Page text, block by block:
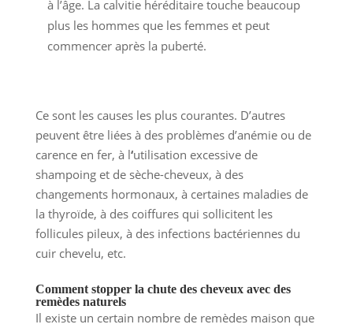
à l’âge. La calvitie héréditaire touche beaucoup
plus les hommes que les femmes et peut
commencer après la puberté.
Ce sont les causes les plus courantes. D’autres
peuvent être liées à des problèmes d’anémie ou de
carence en fer, à l‘utilisation excessive de
shampoing et de sèche-cheveux, à des
changements hormonaux, à certaines maladies de
la thyroïde, à des coiffures qui sollicitent les
follicules pileux, à des infections bactériennes du
cuir chevelu, etc.
Comment stopper la chute des cheveux avec des
remèdes naturels
Il existe un certain nombre de remèdes maison que